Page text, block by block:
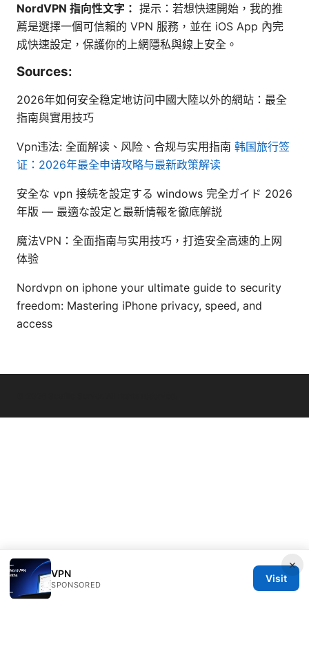
NordVPN 指向性文字： 提示：若想快速開始，我的推
薦是選擇一個可信賴的 VPN 服務，並在 iOS App 內完
成快速設定，保護你的上網隱私與線上安全。
Sources:
2026年如何安全稳定地访问中國大陸以外的網站：最全
指南與實用技巧
Vpn违法: 全面解读、风险、合规与实用指南 韩国旅行签
证：2026年最全申请攻略与最新政策解读
安全な vpn 接続を設定する windows 完全ガイド 2026
年版 — 最適な設定と最新情報を徹底解説
魔法VPN：全面指南与实用技巧，打造安全高速的上网
体验
Nordvpn on iphone your ultimate guide to security
freedom: Mastering iPhone privacy, speed, and
access
×
VPN
SPONSORED
Visit